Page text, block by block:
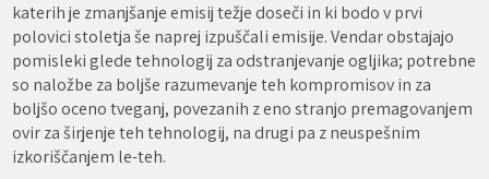
katerih je zmanjšanje emisij težje doseči in ki bodo v prvi
polovici stoletja še naprej izpuščali emisije. Vendar obstajajo
pomisleki glede tehnologij za odstranjevanje ogljika; potrebne
so naložbe za boljše razumevanje teh kompromisov in za
boljšo oceno tveganj, povezanih z eno stranjo premagovanjem
ovir za širjenje teh tehnologij, na drugi pa z neuspešnim
izkoriščanjem le-teh.